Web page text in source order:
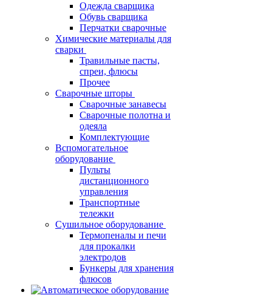
Одежда сварщика
Обувь сварщика
Перчатки сварочные
Химические материалы для
сварки
Травильные пасты,
спреи, флюсы
Прочее
Сварочные шторы
Сварочные занавесы
Сварочные полотна и
одеяла
Комплектующие
Вспомогательное
оборудование
Пульты
дистанционного
управления
Транспортные
тележки
Сушильное оборудование
Термопеналы и печи
для прокалки
электродов
Бункеры для хранения
флюсов